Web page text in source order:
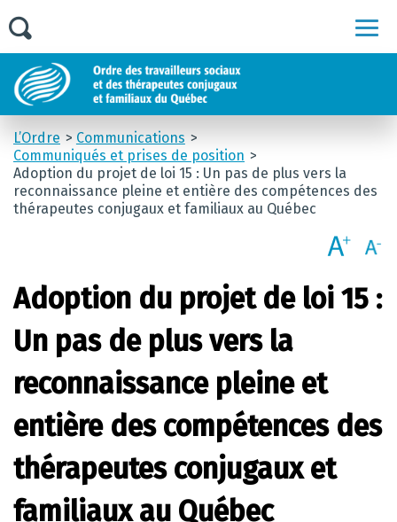
L’Ordre
Communications
Communiqués et prises de position
Adoption du projet de loi 15 : Un pas de plus vers la
reconnaissance pleine et entière des compétences des
thérapeutes conjugaux et familiaux au Québec
Adoption du projet de loi 15 :
Un pas de plus vers la
reconnaissance pleine et
entière des compétences des
thérapeutes conjugaux et
familiaux au Québec